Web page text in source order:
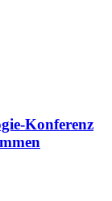
Konferenz